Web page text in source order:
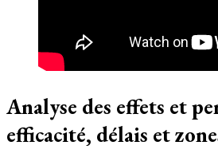
Analyse des effets et
efficacité, délais et